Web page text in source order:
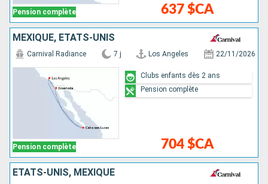
Pension complète 637 $CA
MEXIQUE, ÉTATS-UNIS
Pension complète
Carnival Radiance 7 j Los Angeles 22/11/2026
704 $CA
Clubs enfants dès 2 ans
Pension complète
ÉTATS-UNIS, MEXIQUE